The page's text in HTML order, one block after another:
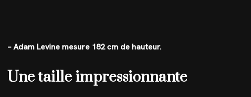
– Adam Levine mesure 182 cm de hauteur.
Une taille impressionnante